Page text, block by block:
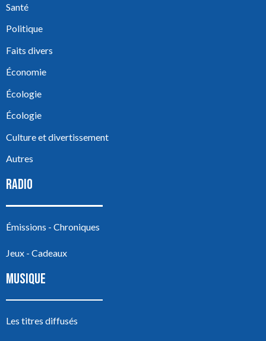
Santé
Politique
Faits divers
Économie
Écologie
Écologie
Culture et divertissement
Autres
RADIO
Émissions - Chroniques
Jeux - Cadeaux
MUSIQUE
Les titres diffusés